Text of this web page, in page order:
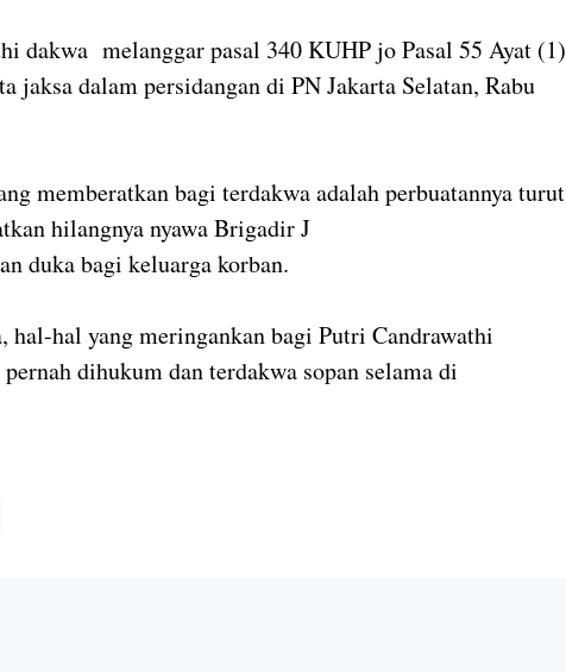
dakwa melanggar pasal 340 KUHP jo Pasal 55 Ayat (1)
jaksa dalam persidangan di PN Jakarta Selatan, Rabu
memberatkan bagi terdakwa adalah perbuatannya turut
hilangnya nyawa Brigadir J
duka bagi keluarga korban.
hal-hal yang meringankan bagi Putri Candrawathi
dihukum dan terdakwa sopan selama di